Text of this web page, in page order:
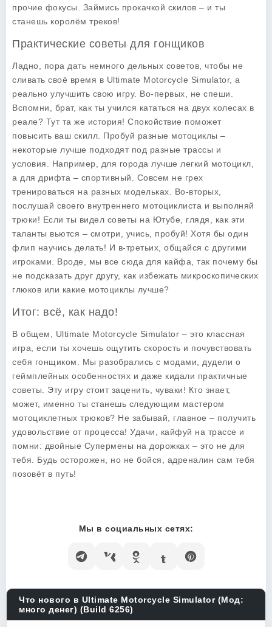
прочие фокусы. Займись прокачкой скилов – и ты
станешь королём треков!
Практические советы для гонщиков
Ладно, пора дать немного дельных советов, чтобы не
сливать своё время в Ultimate Motorcycle Simulator, а
реально улучшить свою игру. Во-первых, не спеши.
Вспомни, брат, как ты учился кататься на двух колесах в
реале? Тут та же история! Спокойствие поможет
повысить ваш скилл. Пробуй разные мотоциклы –
некоторые лучше подходят под разные трассы и
условия. Например, для города лучше легкий мотоцикл,
а для дрифта – спортивный. Совсем не грех
тренироваться на разных модельках. Во-вторых,
послушай своего внутреннего мотоциклиста и выполняй
трюки! Если ты видел советы на Ютубе, глядя, как эти
таланты вьются – смотри, учись, пробуй! Хотя бы один
флип научись делать! И в-третьих, общайся с другими
игроками. Вроде, мы все сюда для кайфа, так почему бы
не подсказать друг другу, как избежать микроскопических
глюков или какие мотоциклы лучше?
Итог: всё, как надо!
В общем, Ultimate Motorcycle Simulator – это классная
игра, если ты хочешь ощутить скорость и почувствовать
себя гонщиком. Мы разобрались с модами, дудели о
геймплейных особенностях и даже кидали практичные
советы. Эту игру стоит заценить, чуваки! Кто знает,
может, именно ты станешь следующим мастером
мотоциклетных трюков? Не забывай, главное – получить
удовольствие от процесса! Удачи, кайфуй на трассе и
помни: двойные Супермены на дорожках – это не для
тебя. Будь осторожен, но не бойся, адреналин сам тебя
позовёт в путь!
Мы в социальных сетях:
Что нового в Ultimate Motorcycle Simulator (Мод:
много денег) (Build 6256)